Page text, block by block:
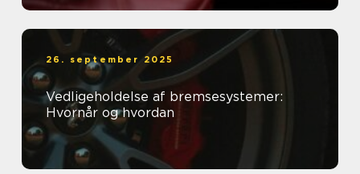
26. september 2025
Vedligeholdelse af bremsesystemer:
Hvornår og hvordan